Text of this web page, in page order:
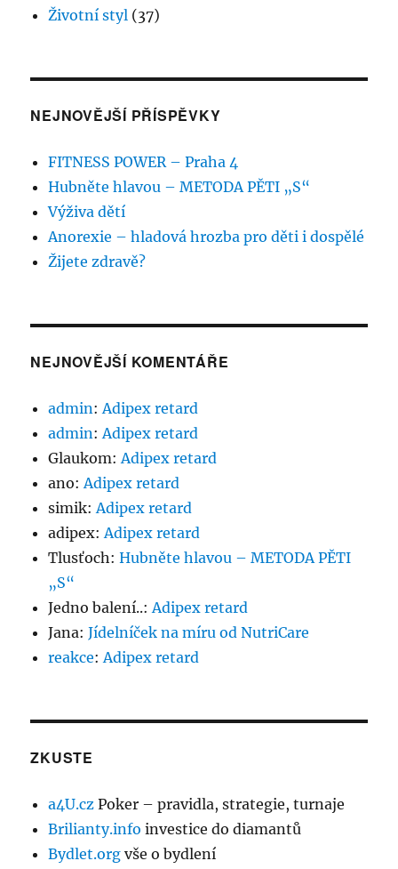
Životní styl (37)
NEJNOVĚJŠÍ PŘÍSPĚVKY
FITNESS POWER – Praha 4
Hubněte hlavou – METODA PĚTI „S“
Výživa dětí
Anorexie – hladová hrozba pro děti i dospělé
Žijete zdravě?
NEJNOVĚJŠÍ KOMENTÁŘE
admin:Adipex retard
admin:Adipex retard
Glaukom:Adipex retard
ano:Adipex retard
simik:Adipex retard
adipex:Adipex retard
Tlusťoch:Hubněte hlavou – METODA PĚTI
„S“
Jedno balení..:Adipex retard
Jana:Jídelníček na míru od NutriCare
reakce:Adipex retard
ZKUSTE
a4U.cz Poker – pravidla, strategie, turnaje
Brilianty.info investice do diamantů
Bydlet.org vše o bydlení